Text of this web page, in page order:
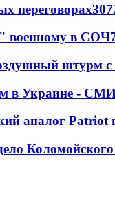
переговорах
военному в СОЧ
штурм с
в Украине -
аналог Patriot